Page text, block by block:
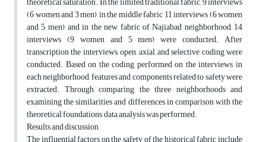
(6 women and 3 men), in the middle fabric 11 interviews (6 women
and 5 men), and in the new fabric of Najiabad neighborhood, 14
interviews (9 women and 5 men) were conducted. After
transcription the interviews, open, axial, and selective coding were
conducted. Based on the coding performed on the interviews in
each neighborhood, features and components related to safety were
extracted. Through comparing the three neighborhoods and
examining the similarities and differences in comparison with the
theoretical foundations, data analysis was performed.
Results and discussion